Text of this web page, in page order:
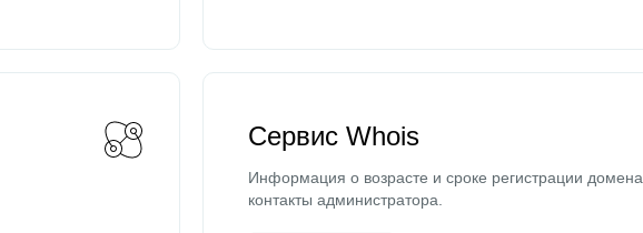
Сервис Whois
Информация о возрасте и сроке регистрации домена,
контакты администратора.